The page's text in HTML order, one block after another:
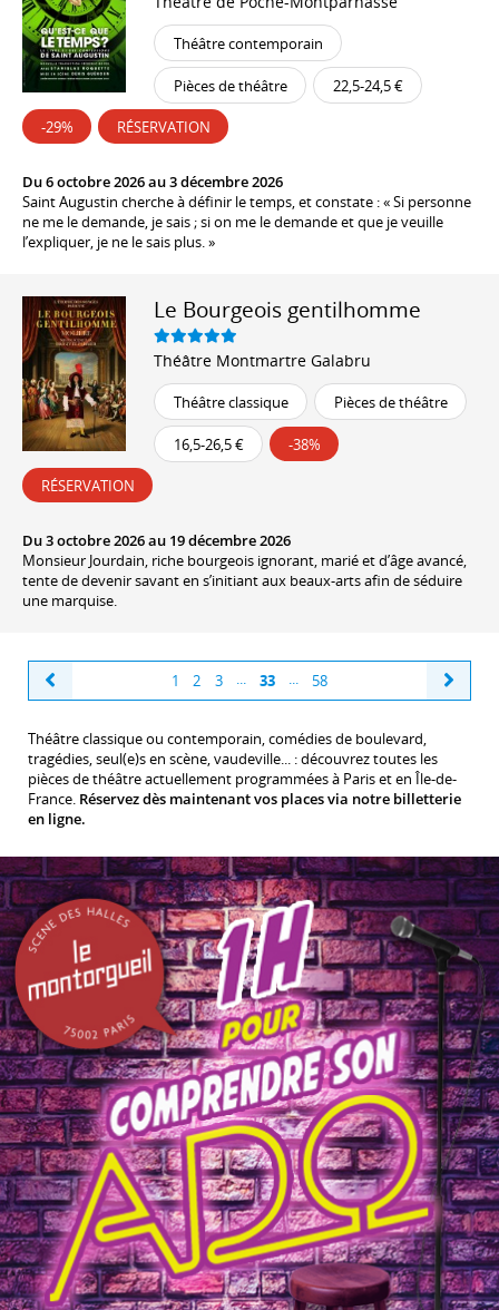
Théâtre contemporain
Pièces de théâtre 22,5-24,5 €
-29% RÉSERVATION
Du 6 octobre 2026 au 3 décembre 2026
Saint Augustin cherche à définir le temps, et constate : « Si personne
ne me le demande, je sais ; si on me le demande et que je veuille
l’expliquer, je ne le sais plus. »
Le Bourgeois gentilhomme
Théâtre Montmartre Galabru
Théâtre classique Pièces de théâtre
16,5-26,5 € -38%
RÉSERVATION
Du 3 octobre 2026 au 19 décembre 2026
Monsieur Jourdain, riche bourgeois ignorant, marié et d’âge avancé,
tente de devenir savant en s’initiant aux beaux-arts afin de séduire
une marquise.
1 2 3 ... 33 ... 58 Next
Théâtre classique ou contemporain, comédies de boulevard,
tragédies, seul(e)s en scène, vaudeville... : découvrez toutes les
pièces de théâtre actuellement programmées à Paris et en Île-de-
France. Réservez dès maintenant vos places via notre billetterie
en ligne.